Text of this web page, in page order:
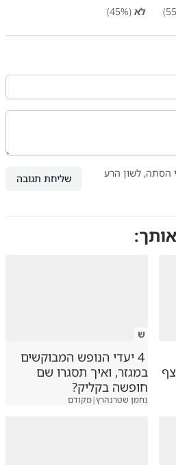
55 לא (
45%)
הסתה, לשון הרע
שליחת תגובה
אותך:
ש
4 יעדי הנופש המבוקשים
במגזר, ואיך תסגרו שם
חופשה בקליק?
נחמן שטרנהרץ|מקודם